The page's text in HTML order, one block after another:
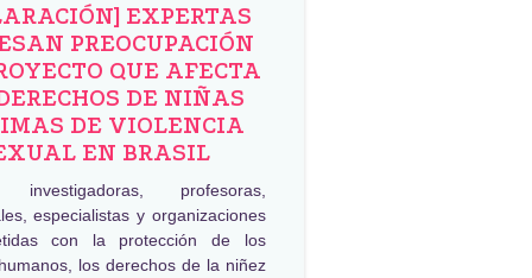
EXPERTAS
PREOCUPACIÓN
QUE AFECTA
DE NIÑAS
DE VIOLENCIA
EN BRASIL
investigadoras, profesoras,
especialistas y organizaciones
con la protección de los
los derechos de la niñez